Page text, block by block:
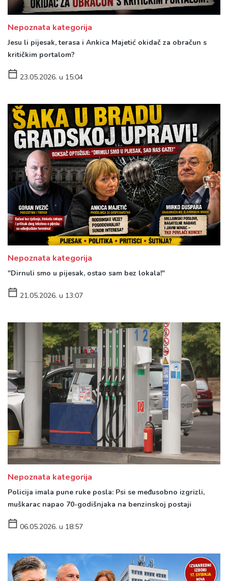
Nepoznata kategorija
Jesu li pijesak, terasa i Ankica Majetić okidač za obračun s
kritičkim portalom?
23.05.2026. u 15:04
Nepoznata kategorija
"Dirnuli smo u pijesak, ostao sam bez lokala!"
21.05.2026. u 13:07
Nepoznata kategorija
Policija imala pune ruke posla: Psi se međusobno izgrizli,
muškarac napao 70-godišnjaka na benzinskoj postaji
06.05.2026. u 18:57